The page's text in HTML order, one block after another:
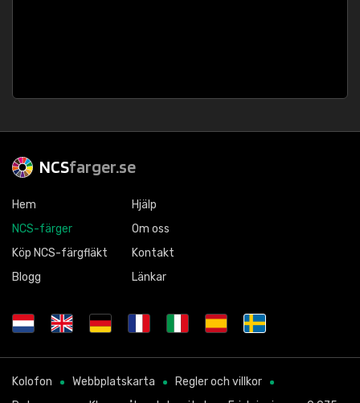
NCSfarger.se
Hem
NCS-färger
Köp NCS-färgfläkt
Blogg
Hjälp
Om oss
Kontakt
Länkar
Kolofon Webbplatskarta
Regler och villkor